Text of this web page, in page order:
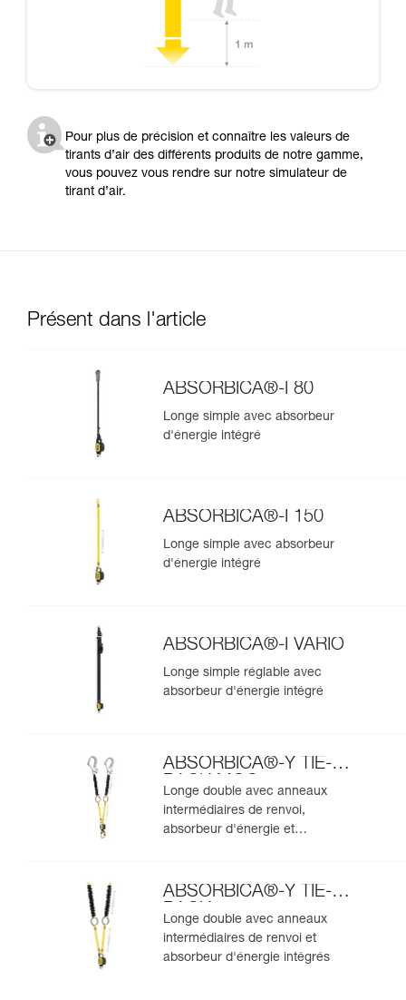
Pour plus de précision et connaître les valeurs de
tirants d’air des différents produits de notre gamme,
vous pouvez vous rendre sur notre simulateur de
tirant d’air.
Présent dans l'article
ABSORBICA®-I 80
Longe simple avec absorbeur
d'énergie intégré
ABSORBICA®-I 150
Longe simple avec absorbeur
d'énergie intégré
ABSORBICA®-I VARIO
Longe simple réglable avec
absorbeur d'énergie intégré
ABSORBICA®-Y TIE-
BACK MGO
Longe double avec anneaux
intermédiaires de renvoi,
absorbeur d'énergie et
ABSORBICA®-Y TIE-
BACK
Longe double avec anneaux
intermédiaires de renvoi et
absorbeur d'énergie intégrés